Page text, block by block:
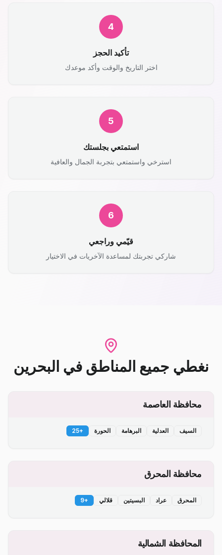
4
تأكيد الحجز
اختر التاريخ والوقت وأكد موعدك
5
استمتعي بجلستك
استرخي واستمتعي بتجربة الجمال والعافية
6
قيّمي وراجعي
شاركي تجربتك لمساعدة الآخريات في الاختيار
نغطي جميع المناطق في البحرين
محافظة العاصمة
السيف العدلية البرهامة الحورة +
25
محافظة المحرق
المحرق عراد البسيتين قلالي +
9
المحافظة الشمالية